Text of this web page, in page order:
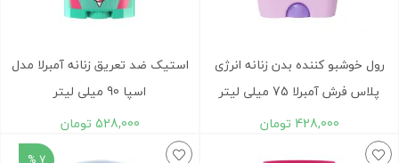
رول خوشبو کننده بدن زنانه انرژی
پلاس فرش آمبرلا 75 میلی لیتر
428,000 تومان
استیک ضد تعریق زنانه آمبرلا مدل
اسپا 90 میلی لیتر
528,000 تومان